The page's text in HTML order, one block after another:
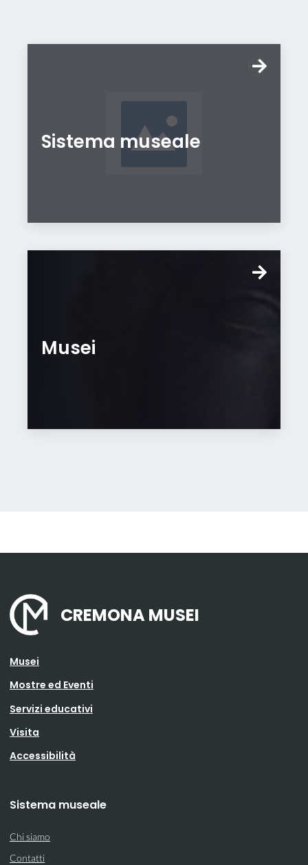
Sistema museale
Musei
CREMONA MUSEI
Musei
Mostre ed Eventi
Servizi educativi
Visita
Accessibilità
Sistema museale
Chi siamo
Contatti